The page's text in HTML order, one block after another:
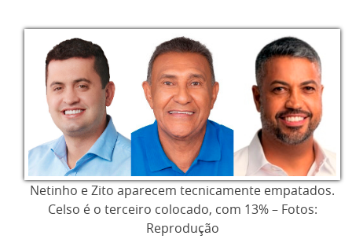
Netinho e Zito aparecem tecnicamente empatados.
Celso é o terceiro colocado, com 13% – Fotos:
Reprodução